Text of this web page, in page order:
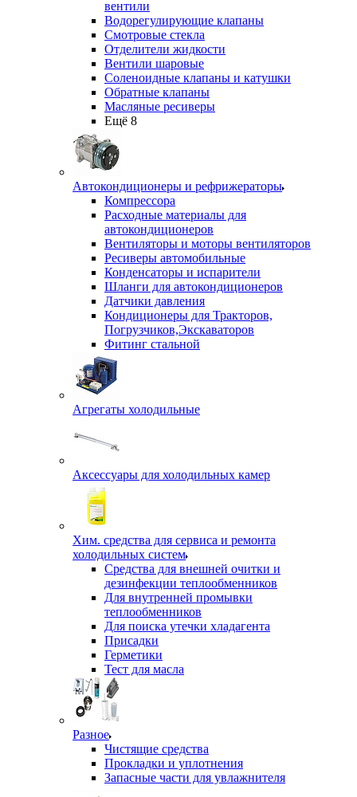
вентили
Водорегулирующие клапаны
Смотровые стекла
Отделители жидкости
Вентили шаровые
Соленоидные клапаны и катушки
Обратные клапаны
Масляные ресиверы
Ещё 8
Автокондиционеры и рефрижераторы
Компрессора
Расходные материалы для
автокондиционеров
Вентиляторы и моторы вентиляторов
Ресиверы автомобильные
Конденсаторы и испарители
Шланги для автокондиционеров
Датчики давления
Кондиционеры для Тракторов,
Погрузчиков,Экскаваторов
Фитинг стальной
Агрегаты холодильные
Аксессуары для холодильных камер
Хим. средства для сервиса и ремонта
холодильных систем
Средства для внешней очитки и
дезинфекции теплообменников
Для внутренней промывки
теплообменников
Для поиска утечки хладагента
Присадки
Герметики
Тест для масла
Разное
Чистящие средства
Прокладки и уплотнения
Запасные части для увлажнителя